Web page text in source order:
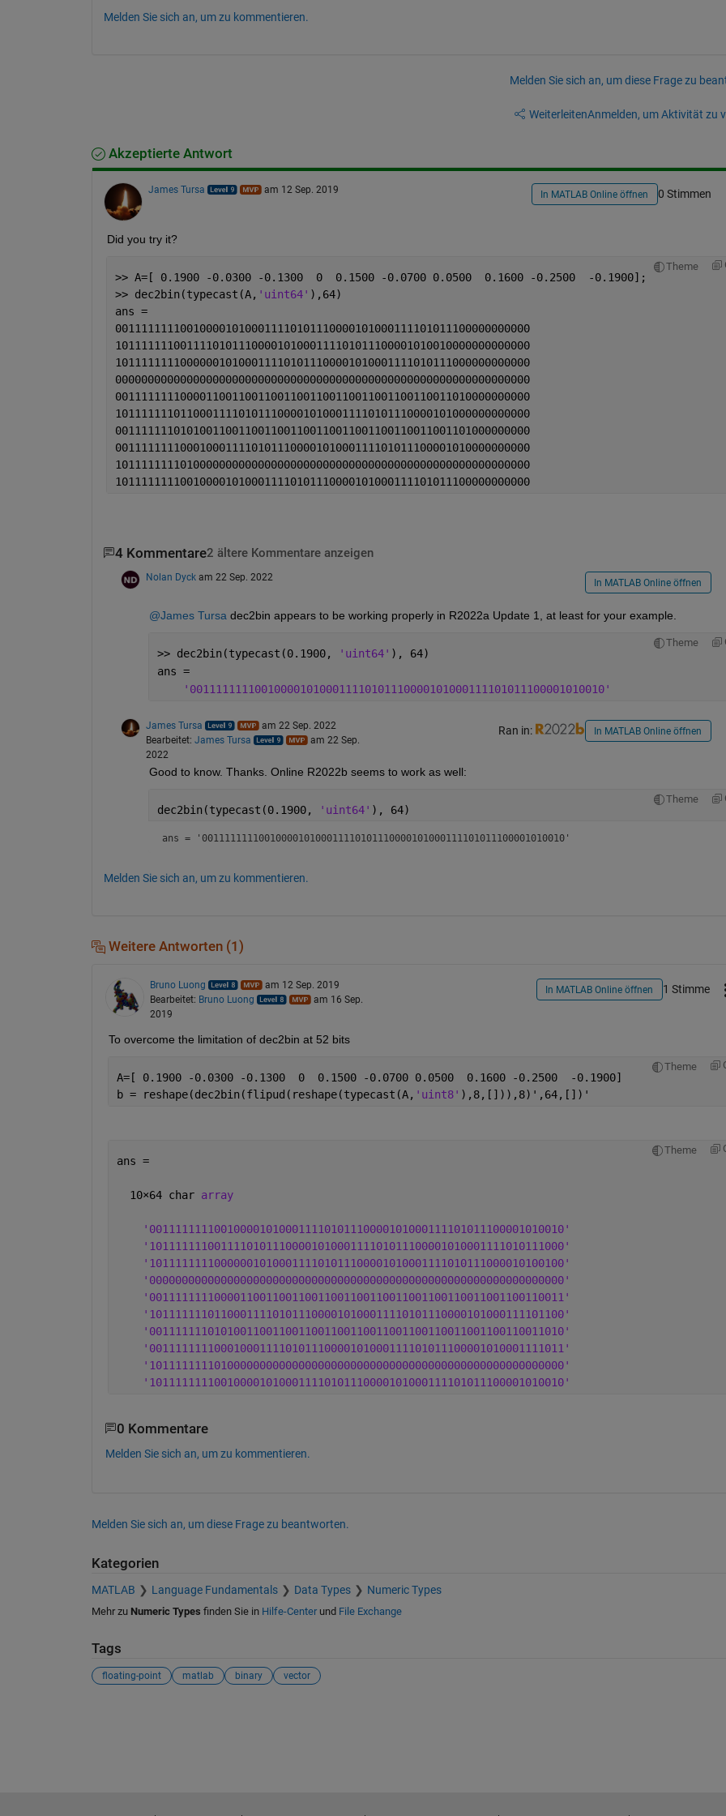
Melden Sie sich an, um zu kommentieren.
Melden Sie sich an, um diese Frage zu
WeiterleitenAnmelden, um Aktivität zu
Akzeptierte Antwort
James Tursa am 12 Sep. 2019 In MATLAB Online öffnen 0 Stimmen
Did you try it?
Theme
>> A=[ 0.1900 -0.0300 -0.1300  0  0.1500 -0.0700 0.0500  0.1600 -0.2500  -0.1900];
>> dec2bin(typecast(A, 'uint64' ),64)
ans =
0011111111001000010100011110101110000101000111101011100000000000
1011111110011110101110000101000111101011100001010010000000000000
1011111111000000101000111101011100001010001111010111000000000000
0000000000000000000000000000000000000000000000000000000000000000
0011111111000011001100110011001100110011001100110011010000000000
1011111110110001111010111000010100011110101110000101000000000000
0011111110101001100110011001100110011001100110011001101000000000
0011111111000100011110101110000101000111101011100001010000000000
1011111111010000000000000000000000000000000000000000000000000000
1011111111001000010100011110101110000101000111101011100000000000
4 Kommentare2 ältere Kommentare anzeigen
Nolan Dyck am 22 Sep. 2022 In MATLAB Online öffnen
@James Tursa dec2bin appears to be working properly in R2022a Update 1, at least for your example.
Theme
>> dec2bin(typecast(0.1900, 'uint64' ), 64)
ans =
'0011111111001000010100011110101110000101000111101011100001010010'
James Tursa
am 22 Sep. 2022
Bearbeitet: James Tursa
am 22 Sep.
2022
Ran in: In MATLAB Online öffnen
Good to know. Thanks. Online R2022b seems to work as well:
Theme
dec2bin(typecast(0.1900, 'uint64' ), 64)
ans = '0011111111001000010100011110101110000101000111101011100001010010'
Melden Sie sich an, um zu kommentieren.
Weitere Antworten (1)
Bruno Luong
am 12 Sep. 2019
Bearbeitet: Bruno Luong
am 16 Sep.
2019
In MATLAB Online öffnen 1 Stimme
To overcome the limitation of dec2bin at 52 bits
Theme
A=[ 0.1900 -0.0300 -0.1300  0  0.1500 -0.0700 0.0500  0.1600 -0.2500  -0.1900]
b = reshape(dec2bin(flipud(reshape(typecast(A, 'uint8' ),8,[])),8)',64,[])'
Theme
ans =
  10
×64 char array
'0011111111001000010100011110101110000101000111101011100001010010'
'1011111110011110101110000101000111101011100001010001111010111000'
'1011111111000000101000111101011100001010001111010111000010100100'
'0000000000000000000000000000000000000000000000000000000000000000'
'0011111111000011001100110011001100110011001100110011001100110011'
'1011111110110001111010111000010100011110101110000101000111101100'
'0011111110101001100110011001100110011001100110011001100110011010'
'0011111111000100011110101110000101000111101011100001010001111011'
'1011111111010000000000000000000000000000000000000000000000000000'
'1011111111001000010100011110101110000101000111101011100001010010'
0 Kommentare
Melden Sie sich an, um zu kommentieren.
Melden Sie sich an, um diese Frage zu beantworten.
Kategorien
MATLAB Language Fundamentals Data Types Numeric Types
Mehr zu Numeric Types finden Sie in Hilfe-Centerund File Exchange
Tags
floating-point matlab binary vector